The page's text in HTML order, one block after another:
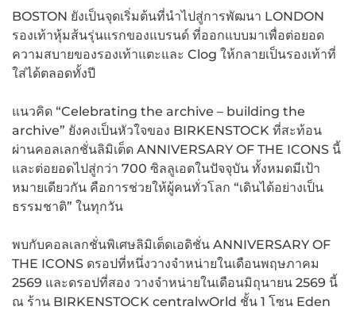
BOSTON ยังเป็นจุดเริ่มต้นที่นำไปสู่การพัฒนา LONDON
รองเท้าหุ้มส้นรุ่นแรกของแบรนด์ ที่ออกแบบมาเพื่อต่อยอด
ความสบายของรองเท้าแตะและ Clog ให้กลายเป็นรองเท้าที่
ใส่ได้ตลอดทั้งปี
แนวคิด “Celebrating the archive – building the
archive” ยังคงเป็นหัวใจของ BIRKENSTOCK ที่สะท้อน
ผ่านคอลเลกชั่นลิมิเต็ด ANNIVERSARY OF THE ICONS นี้
และต่อยอดไปสู่กว่า 700 ซิลลูเอตในปัจจุบัน ทั้งหมดมีเป้า
หมายเดียวกัน คือการช่วยให้ผู้คนทั่วโลก “เดินได้อย่างเป็น
ธรรมชาติ” ในทุกวัน
พบกับคอลเลกชั่นพิเศษลิมิเต็ดเอดิชั่น ANNIVERSARY OF
THE ICONS ดรอปที่หนึ่งวางจำหน่ายในเดือนพฤษภาคม
2569 และดรอปที่สอง วางจำหน่ายในเดือนมิถุนายน 2569 นี้
ณ ร้าน BIRKENSTOCK centralwOrld ชั้น 1 โซน Eden